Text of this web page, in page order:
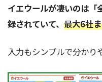
イエウールが凄いのは
録されていて、 最大6社
入力もシンプルで分かり